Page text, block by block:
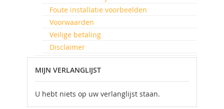
Foute installatie voorbeelden
Voorwaarden
Veilige betaling
Disclaimer
MIJN VERLANGLIJST
U hebt niets op uw verlanglijst staan.